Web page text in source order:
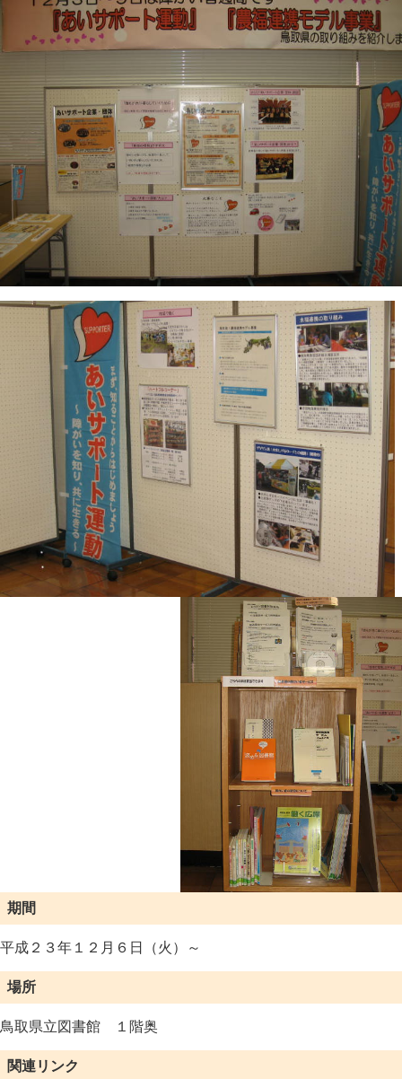
期間
平成２３年１２月６日（火）～
場所
鳥取県立図書館 １階奥
関連リンク